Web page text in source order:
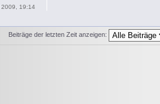
2009, 19:14
Beiträge der letzten Zeit anzeigen: